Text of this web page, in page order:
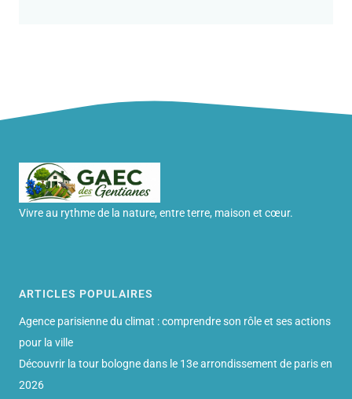
Vivre au rythme de la nature, entre terre, maison et cœur.
ARTICLES POPULAIRES
Agence parisienne du climat : comprendre son rôle et ses actions
pour la ville
Découvrir la tour bologne dans le 13e arrondissement de paris en
2026